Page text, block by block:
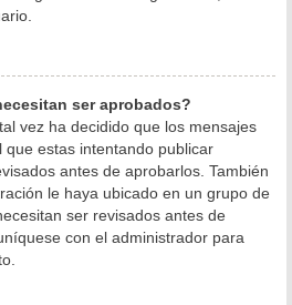
ser aprobados?
vez ha decidido que los mensajes
estas intentando publicar
antes de aprobarlos. También
le haya ubicado en un grupo de
ser revisados antes de
con el administrador para